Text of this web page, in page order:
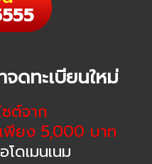
ดทะเบียนใหม่
ต์จาก
พียง 5,000 บาท
ดเมนเนม